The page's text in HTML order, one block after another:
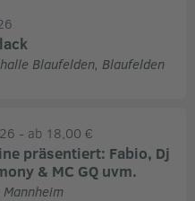
Blaufelden, Blaufelden
- ab 18,00 €
präsentiert: Fabio, Dj
& MC GQ uvm.
Mannheim